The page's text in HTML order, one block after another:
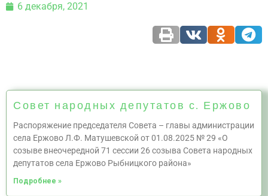
6 декабря, 2021
Совет народных депутатов с. Ержово
Распоряжение председателя Совета – главы администрации
села Ержово Л.Ф. Матушевской от 01.08.2025 № 29 «О
созыве внеочередной 71 сессии 26 созыва Совета народных
депутатов села Ержово Рыбницкого района»
Подробнее »